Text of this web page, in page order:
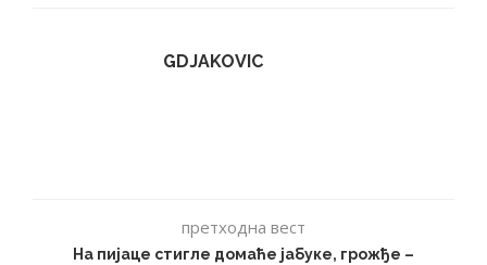
GDJAKOVIC
претходна вест
На пијаце стигле домаће јабуке, грожђе –